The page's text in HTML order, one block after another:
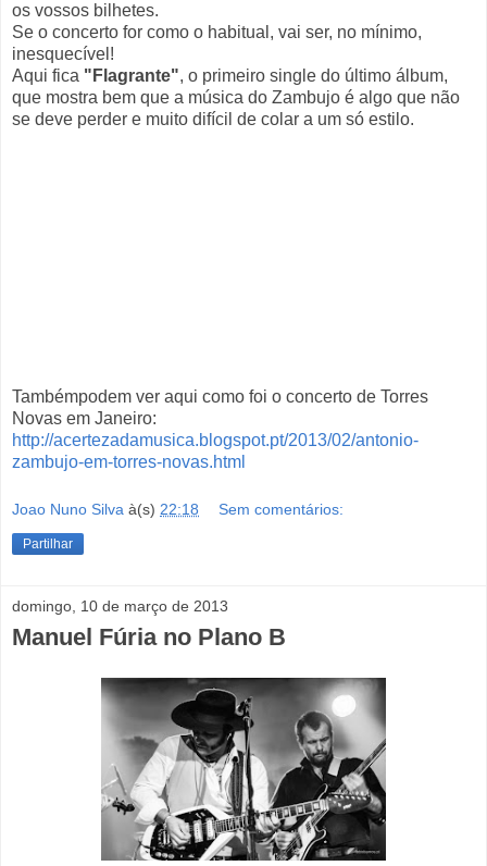
os vossos bilhetes.
Se o concerto for como o habitual, vai ser, no mínimo,
inesquecível!
Aqui fica "Flagrante", o primeiro single do último álbum,
que mostra bem que a música do Zambujo é algo que não
se deve perder e muito difícil de colar a um só estilo.
Tambémpodem ver aqui como foi o concerto de Torres
Novas em Janeiro:
http://acertezadamusica.blogspot.pt/2013/02/antonio-
zambujo-em-torres-novas.html
Joao Nuno Silva à(s) 22:18 Sem comentários:
Partilhar
domingo, 10 de março de 2013
Manuel Fúria no Plano B